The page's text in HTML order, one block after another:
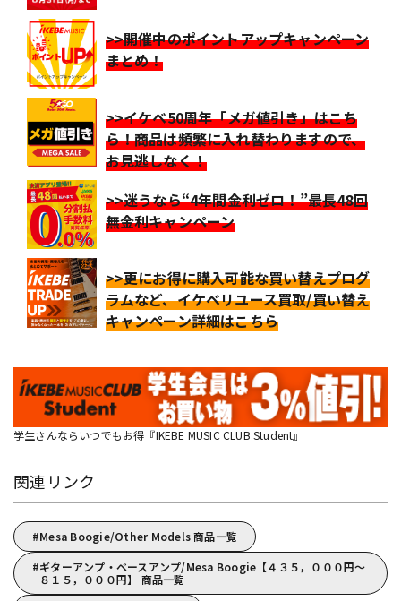
>>開催中のポイントアップキャンペーン
まとめ！
>>イケベ50周年「メガ値引き」はこち
ら！商品は頻繁に入れ替わりますので、
お見逃しなく！
>>迷うなら“4年間金利ゼロ！”最長48回
無金利キャンペーン
>>更にお得に購入可能な買い替えプログ
ラムなど、イケベリユース買取/買い替え
キャンペーン詳細はこちら
学生さんならいつでもお得『IKEBE MUSIC CLUB Student』
関連リンク
Mesa Boogie/Other Models 商品一覧
ギターアンプ・ベースアンプ/Mesa Boogie【４３５，０００円～
８１５，０００円】 商品一覧